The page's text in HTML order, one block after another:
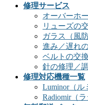
修理サービス
オーバーホ
リューズの
ガラス（風
進み／遅れ
ベルトの交
針の修理／
修理対応機種一覧
Luminor（ル
Radiomir（